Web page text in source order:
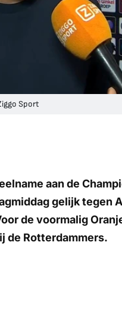
Sport
aan de
gelijk tegen
de voormalig
de Rotterdammers.